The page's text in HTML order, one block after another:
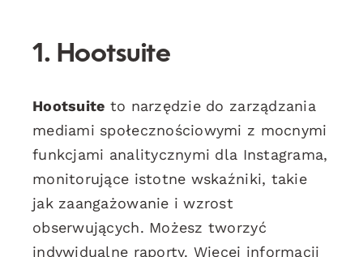
1. Hootsuite
Hootsuite to narzędzie do zarządzania
mediami społecznościowymi z mocnymi
funkcjami analitycznymi dla Instagrama,
monitorujące istotne wskaźniki, takie
jak zaangażowanie i wzrost
obserwujących. Możesz tworzyć
indywidualne raporty. Więcej informacji